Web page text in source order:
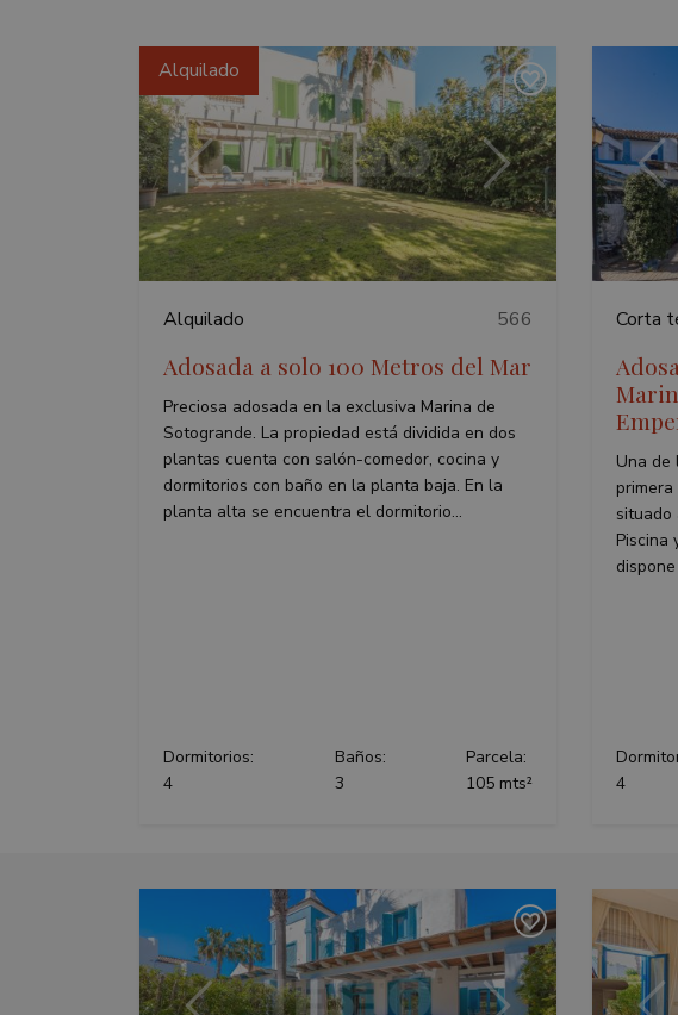
Anterior Siguiente
Alquilado
Alquilado 566
Adosada a solo 100 Metros del Mar
Preciosa adosada en la exclusiva Marina de
Sotogrande. La propiedad está dividida en dos
plantas cuenta con salón-comedor, cocina y
dormitorios con baño en la planta baja. En la
planta alta se encuentra el dormitorio...
Dormitorios:
4
Baños:
3
Parcela:
105 mts²
Corta
Una de
situado
Piscina
4